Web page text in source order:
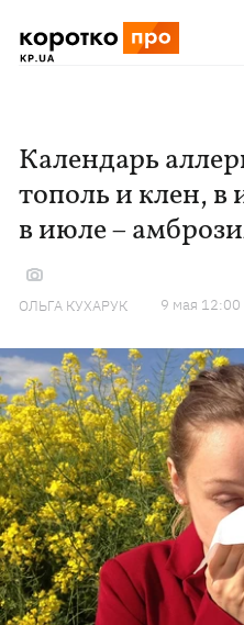
Календарь
тополь и клен, в
в июле –
ОЛЬГА КУХАРУК 9 мая 12:00